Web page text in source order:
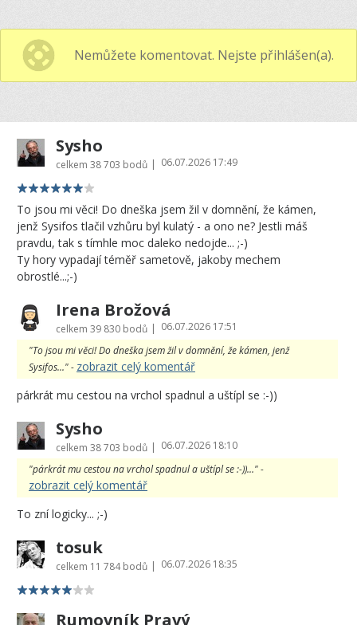
Nemůžete komentovat. Nejste přihlášen(a).
Sysho
celkem 38 703 bodů | 06.07.2026 17:49
To jsou mi věci! Do dneška jsem žil v domnění, že kámen,
jenž Sysifos tlačil vzhůru byl kulatý - a ono ne? Jestli máš
pravdu, tak s tímhle moc daleko nedojde... ;-)
Ty hory vypadají téměř sametově, jakoby mechem
obrostlé...;-)
Irena Brožová
celkem 39 830 bodů | 06.07.2026 17:51
"To jsou mi věci! Do dneška jsem žil v domnění, že kámen, jenž
Sysifos..." - zobrazit celý komentář
párkrát mu cestou na vrchol spadnul a uštípl se :-))
Sysho
celkem 38 703 bodů | 06.07.2026 18:10
"párkrát mu cestou na vrchol spadnul a uštípl se :-))..." -
zobrazit celý komentář
To zní logicky... ;-)
tosuk
celkem 11 784 bodů | 06.07.2026 18:35
Rumovník Pravý